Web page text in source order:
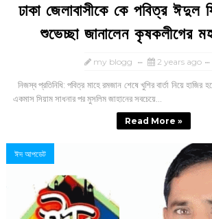
ঢাকা জেলাবাসীকে কে পবিত্র ঈদুল
শুভেচ্ছা জানালেন কৃষকলীগের
my blogg 2 years ago
নিজস্ব প্রতিনিধি: পবিত্র মাহে রমজান শেষে খুশির বার্তা নিয়ে হাজির
একমাস সিয়াম সাধনার পর মুসলিম জাহানের সবচেয়ে...
Read More »
ঈদ আপডেট